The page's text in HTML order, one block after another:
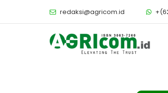
redaksi@agricom.id